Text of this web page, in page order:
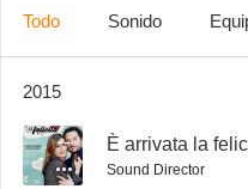
6.3
Todo Sonido
2015
-- È arrivata la
Sound Director